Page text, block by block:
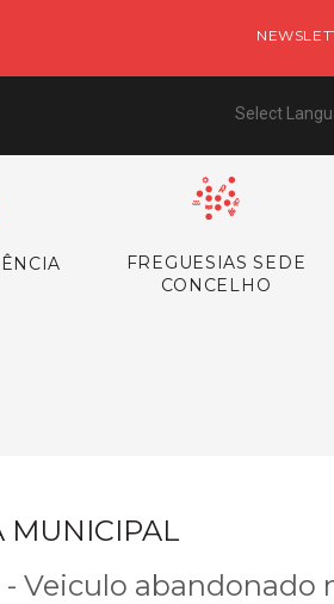
Select
FREGUESIAS SEDE
CONCELHO
MUNICIPAL
- Veiculo abandonado